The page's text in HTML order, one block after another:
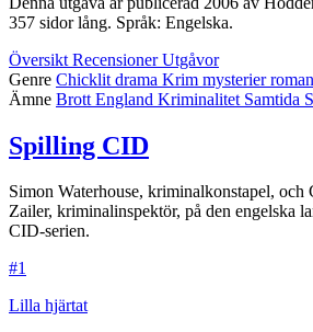
357 sidor lång. Språk: Engelska.
Översikt RecensionerUtgåvor
Genre Chicklit drama Krim mysterierroman
Ämne Brott England Kriminalitet Samtida
Spilling CID
Simon Waterhouse, kriminalkonstapel, och
Zailer, kriminalinspektör, på den engelska
CID-serien.
#1
Lilla hjärtat